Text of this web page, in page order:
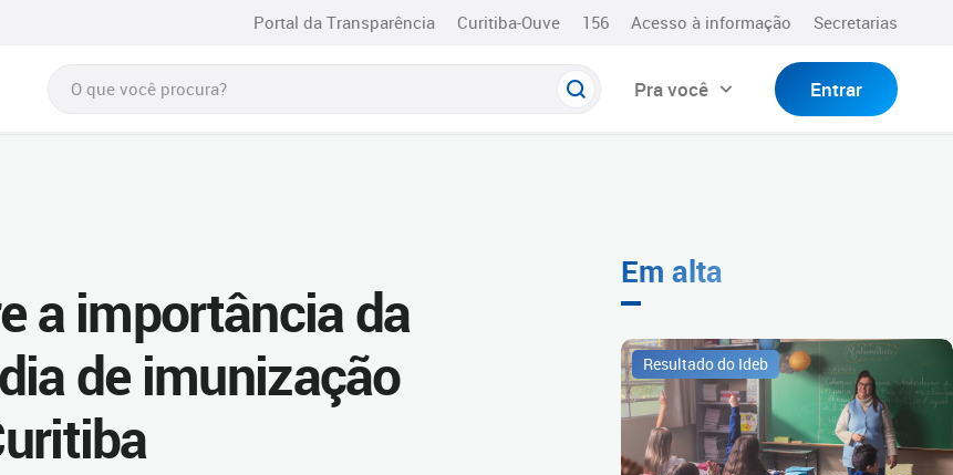
Portal da Transparência Curitiba-Ouve 156 Acesso à informação Secretarias
Pra você Entrar
a importância da
de imunização
Em alta
Resultado do Ideb